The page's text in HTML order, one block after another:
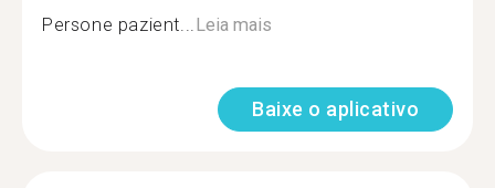
Persone pazient...Leia mais
Baixe o aplicativo